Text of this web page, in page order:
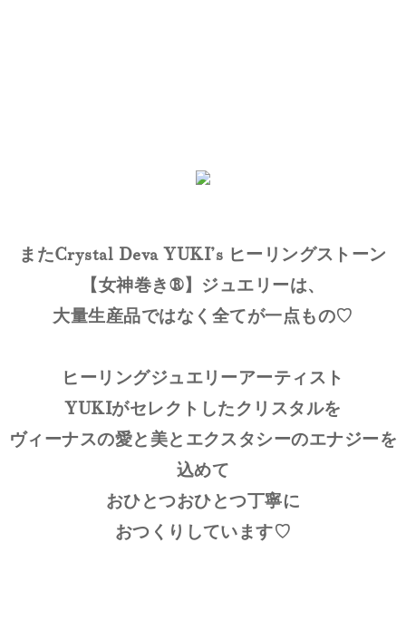
またCrystal Deva YUKI’s ヒーリングストーン
【女神巻き®】ジュエリーは、
大量生産品ではなく全てが一点もの♡
ヒーリングジュエリーアーティスト
YUKIがセレクトしたクリスタルを
ヴィーナスの愛と美とエクスタシーのエナジーを
込めて
おひとつおひとつ丁寧に
おつくりしています♡